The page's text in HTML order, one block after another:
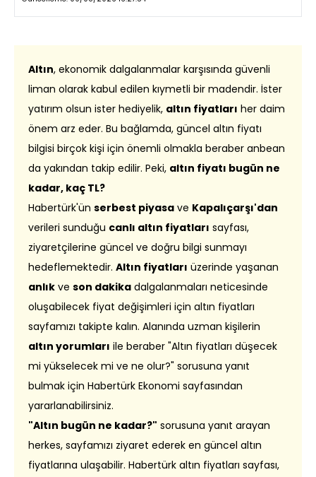
Altın, ekonomik dalgalanmalar karşısında güvenli
liman olarak kabul edilen kıymetli bir madendir. İster
yatırım olsun ister hediyelik, altın fiyatları her daim
önem arz eder. Bu bağlamda, güncel altın fiyatı
bilgisi birçok kişi için önemli olmakla beraber anbean
da yakından takip edilir. Peki, altın fiyatı bugün ne
kadar, kaç TL?
Habertürk'ün serbest piyasa ve Kapalıçarşı'dan
verileri sunduğu canlı altın fiyatları sayfası,
ziyaretçilerine güncel ve doğru bilgi sunmayı
hedeflemektedir. Altın fiyatları üzerinde yaşanan
anlık ve son dakika dalgalanmaları neticesinde
oluşabilecek fiyat değişimleri için altın fiyatları
sayfamızı takipte kalın. Alanında uzman kişilerin
altın yorumları ile beraber "Altın fiyatları düşecek
mi yükselecek mi ve ne olur?" sorusuna yanıt
bulmak için Habertürk Ekonomi sayfasından
yararlanabilirsiniz.
"Altın bugün ne kadar?" sorusuna yanıt arayan
herkes, sayfamızı ziyaret ederek en güncel altın
fiyatlarına ulaşabilir. Habertürk altın fiyatları sayfası,